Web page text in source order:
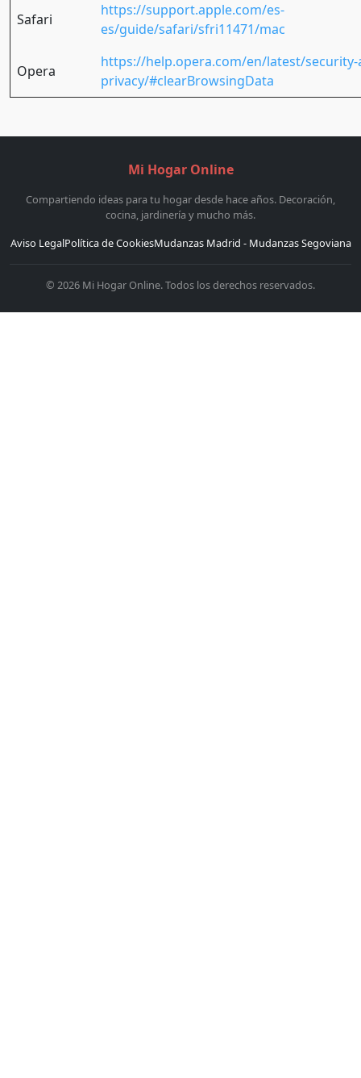
Safari
https://support.apple.com/es-
es/guide/safari/sfri11471/mac
Opera
https://help.opera.com/en/latest/security-
privacy/#clearBrowsingData
Mi Hogar Online
Compartiendo ideas para tu hogar desde hace años. Decoración,
cocina, jardinería y mucho más.
Aviso LegalPolítica de CookiesMudanzas Madrid - Mudanzas Segoviana
© 2026 Mi Hogar Online. Todos los derechos reservados.